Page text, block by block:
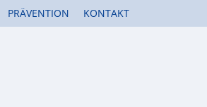
PRÄVENTION KONTAKT